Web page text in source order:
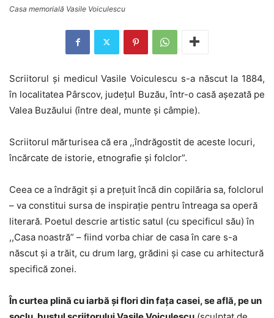
Casa memorială Vasile Voiculescu
Scriitorul şi medicul Vasile Voiculescu s-a născut la 1884,
în localitatea Pârscov, judeţul Buzău, într-o casă aşezată pe
Valea Buzăului (între deal, munte şi câmpie).
Scriitorul mărturisea că era ,,îndrăgostit de aceste locuri,
încărcate de istorie, etnografie şi folclor”.
Ceea ce a îndrăgit şi a preţuit încă din copilăria sa, folclorul
– va constitui sursa de inspiraţie pentru întreaga sa operă
literară. Poetul descrie artistic satul (cu specificul său) în
,,Casa noastră” – fiind vorba chiar de casa în care s-a
născut şi a trăit, cu drum larg, grădini şi case cu arhitectură
specifică zonei.
În curtea plină cu iarbă şi flori din faţa casei, se află, pe un